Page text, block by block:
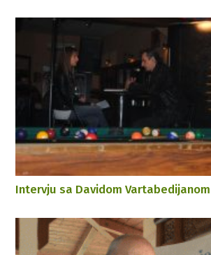
Intervju sa Davidom Vartabedijanom